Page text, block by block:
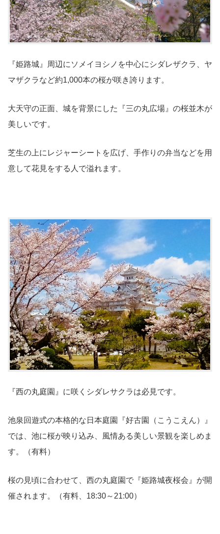
『姫路城』周辺にソメイヨシノを中心にシダレザクラ、ヤ
マザクラなど約1,000本の桜が咲き誇ります。
大天守の正面、城を背景にした『三の丸広場』の桜並木が
美しいです。
芝生の上にレジャーシートを広げ、手作りの弁当などを用
意して花見をする人で溢れます。
『西の丸庭園』に咲くシダレサクラは必見です。
池泉回遊式の本格的な日本庭園『好古園（こうこえん）』
では、池に桜が映り込み、風情ある美しい景観を楽しめま
す。（有料）
桜の見頃に合わせて、西の丸庭園で『姫路城夜桜会』が開
催されます。（有料、18:30～21:00）